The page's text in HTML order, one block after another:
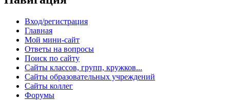
Вход/регистрация
Главная
Мой мини-сайт
Ответы на вопросы
Поиск по сайту
Сайты классов, групп, кружков...
Сайты образовательных учреждений
Сайты коллег
Форумы